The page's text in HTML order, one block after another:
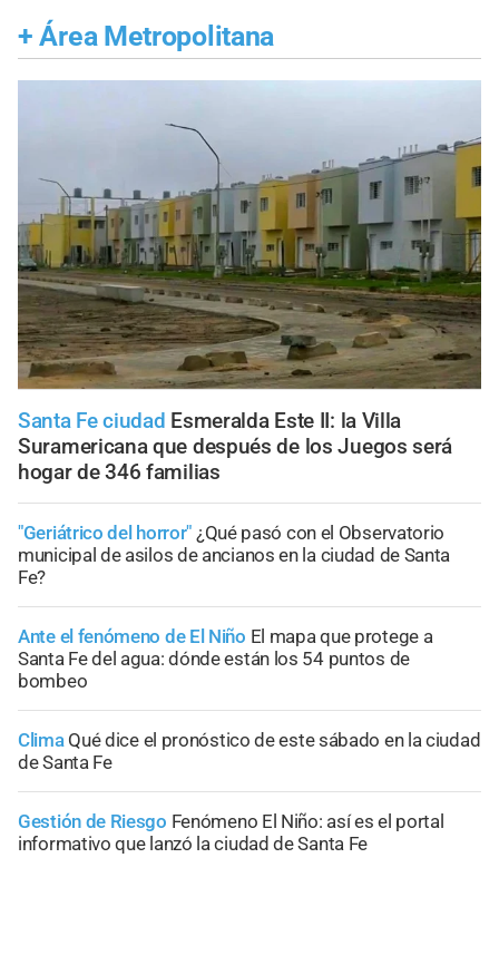
+ Área Metropolitana
Santa Fe ciudad Esmeralda Este II: la Villa
Suramericana que después de los Juegos será
hogar de 346 familias
"Geriátrico del horror" ¿Qué pasó con el Observatorio
municipal de asilos de ancianos en la ciudad de Santa
Fe?
Ante el fenómeno de El Niño El mapa que protege a
Santa Fe del agua: dónde están los 54 puntos de
bombeo
Clima Qué dice el pronóstico de este sábado en la ciudad
de Santa Fe
Gestión de Riesgo Fenómeno El Niño: así es el portal
informativo que lanzó la ciudad de Santa Fe